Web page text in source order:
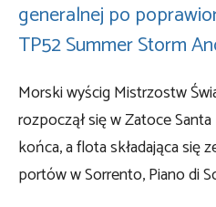
generalnej po
TP52 Summer Storm
Morski wyścig Mistrzostw
rozpoczął się w Zatoce
końca, a flota składająca się
portów w Sorrento, Piano di